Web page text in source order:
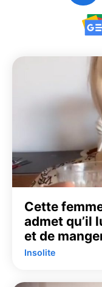
Cette
admet qu’il
et de
Insolite